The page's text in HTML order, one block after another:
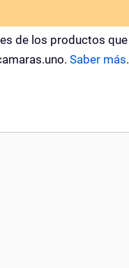
de los productos
Saber más.